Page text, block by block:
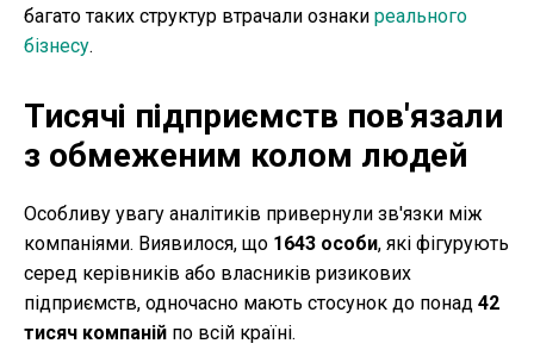
багато таких структур втрачали ознаки реального
бізнесу.
Тисячі підприємств пов'язали
з обмеженим колом людей
Особливу увагу аналітиків привернули зв'язки між
компаніями. Виявилося, що 1643 особи, які фігурують
серед керівників або власників ризикових
підприємств, одночасно мають стосунок до понад 42
тисяч компаній по всій країні.